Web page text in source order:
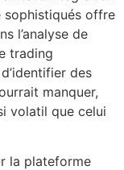
sophistiqués offre
l’analyse de
trading
des
manquer,
volatil que celui
la plateforme